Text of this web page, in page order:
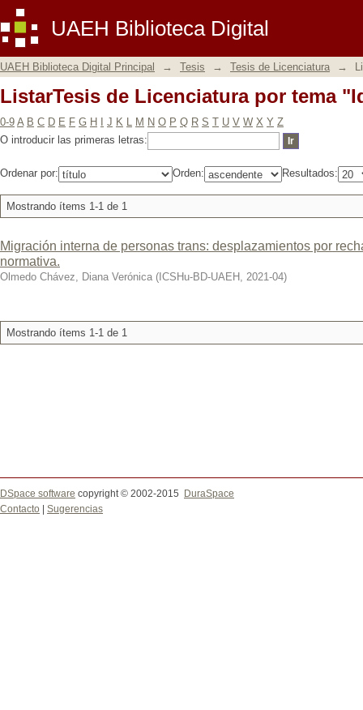
UAEH Biblioteca Digital
ListarTesis de Licenciatura por tema
UAEH Biblioteca Digital Principal → Tesis → Tesis de Licenciatura →
ListarTesis de Licenciatura por tema
0-9 A B C D E F G H J K L M N O P Q R S T U V W X Y Z
O introducir las primeras letras:
Ordenar por: Orden: Resultados:
Mostrando ítems 1-1 de 1
Migración interna de personas trans: desplazamientos por
normativa.
Olmedo Chávez, Diana Verónica ( ICSHu-BD-UAEH , 2021-04)
Mostrando ítems 1-1 de 1
DSpace software copyright © 2002-2015
DuraSpace
Contacto
Sugerencias